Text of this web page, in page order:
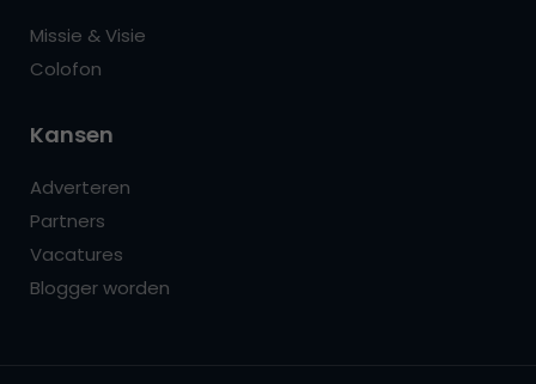
Missie & Visie
Colofon
Kansen
Adverteren
Partners
Vacatures
Blogger worden